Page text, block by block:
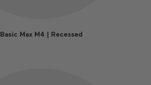
Basic Max M4 | Recessed